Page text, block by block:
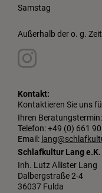
Samstag
Außerhalb der o. g.
Kontakt:
Kontaktieren Sie uns
Ihren Beratungstermin:
Telefon: +49 (0) 661
Email:
Schlafkultur Lang e.K.
Inh. Lutz Allister Lang
Dalbergstraße 2-4
36037 Fulda